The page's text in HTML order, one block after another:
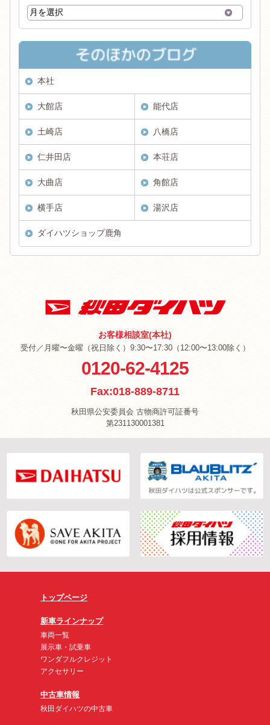
本社
大館店 能代店
土崎店 八橋店
仁井田店 本荘店
大曲店 角館店
横手店 湯沢店
ダイハツショップ鹿角
お客様相談室(本社)
受付／月曜〜金曜（祝日除く）9:30〜17:30（12:00〜13:00除く）
0120-62-4125
Fax:018-889-8711
秋田県公安委員会 古物商許可証番号
第231130001381
トップページ
新車ラインナップ
車両一覧
展示車・試乗車
ワンダフルクレジット
アクセサリー
中古車情報
秋田ダイハツの中古車